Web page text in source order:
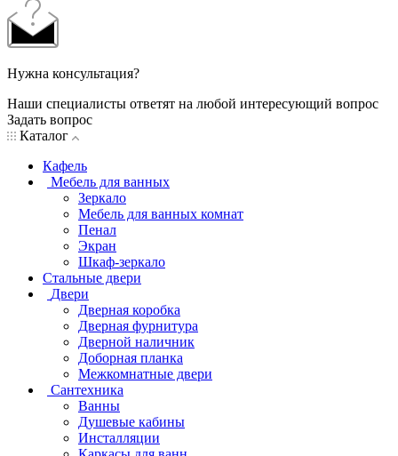
Нужна консультация?
Наши специалисты ответят на любой интересующий вопрос
Задать вопрос
Каталог
Кафель
Мебель для ванных
Зеркало
Мебель для ванных комнат
Пенал
Экран
Шкаф-зеркало
Стальные двери
Двери
Дверная коробка
Дверная фурнитура
Дверной наличник
Доборная планка
Межкомнатные двери
Сантехника
Ванны
Душевые кабины
Инсталляции